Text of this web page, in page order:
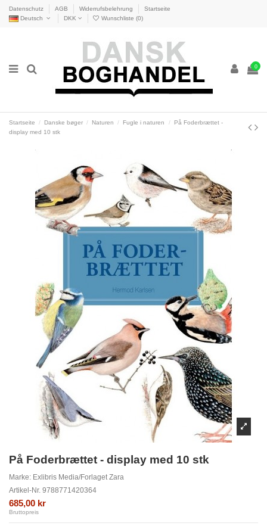
Datenschutz AGB Widerrufsbelehrung
Startseite
Deutsch
DKK Wunschliste (0)
0
Startseite Danske bøger Naturen Fugle i naturen
På Foderbrættet -
display med 10 stk
På Foderbrættet - display med 10 stk
Marke: Exlibris Media/Forlaget Zara
Artikel-Nr. 9788771420364
685,00 kr
Bruttopreis